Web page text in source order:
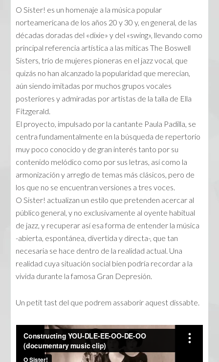
O Sister! es un homenaje a la música popular
norteamericana de los años 20 y 30 y, en general, de las
décadas doradas del «dixie» y del «swing», llevando como
principal referencia artística a las míticas The Boswell
Sisters, trío de mujeres pioneras en el jazz vocal, que
quizás no han alcanzado la popularidad que merecían,
aún siendo imitadas por muchos grupos vocales
posteriores y admiradas por artistas de la talla de Ella
Fitzgerald.
El proyecto, impulsado por la cantante Paula Padilla, se
centra fundamentalmente en la búsqueda de repertorio
muy poco conocido y de gran interés tanto por su
contenido melódico como por sus letras, así como la
armonización y arreglo de temas más clásicos, pero de
los que no se encuentran versiones a tres voces.
O Sister! actualizan un estilo que pretenden acercar al
público general, y no exclusivamente al oyente habitual
de jazz, y recuperar así esa forma de entender la música
-abierta, espontánea, divertida y directa-, que tan
necesaria se hace dentro de la realidad actual. Una
realidad cuya situación social bien podría recordar a la
vivida durante la famosa Gran Depresión.
Un petit tast del que podrem assaborir aquest dissabte.